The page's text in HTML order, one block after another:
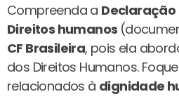
Compreenda a Declaração
Direitos humanos
CF Brasileira, pois ela
dos Direitos Humanos.
relacionados à dignidade